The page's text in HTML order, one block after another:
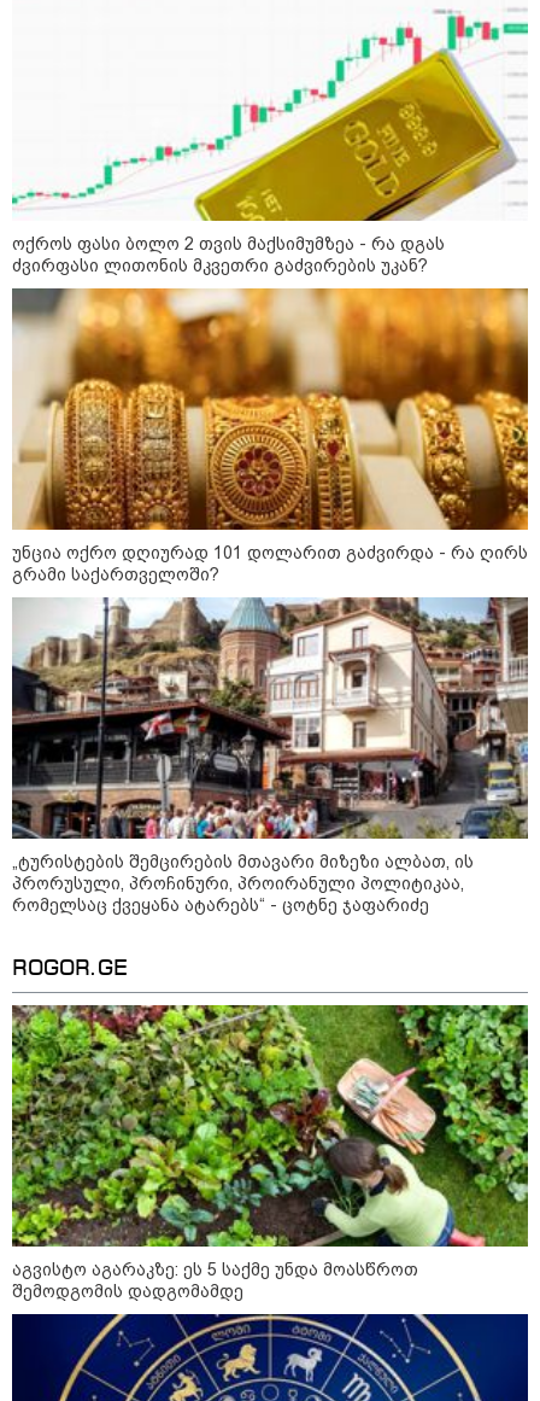
13:36 / 09-08-2026
24 წლის ფეხბურთელს თამაშის
დროს ელვამ დაარტყა,
დაშავდა 12 ადამიანი -
ვრცელდება ტრაგიკული
მომენტის ამსახველი კადრები
ტაილანდიდან
12:47 / 09-08-2026
რუსული მხარის ინფორმაციით,
უკრაინამ ბელგოროდზე
დრონებით იერიში მიიტანა,
დაიღუპა 3 ადამიანი და
დაშავდა 25
10:17 / 09-08-2026
რუსებმა ხარკოვს და ოდესას
დაარტყეს, არიან დაღუპულები
და დაშავებულები - რა
ინფორმაციას ავრცელებს
ხარკოვის მერი?
10:02 / 09-08-2026
"ქართული ოცნება” ხელს
უწყობს ირანული
ტერორისტული ქსელების
უკანონო გაფართოებას, თუმცა
მაინც ამერიკას უყენებს
მოთხოვნებს?" - ჯო უილსონი
კატეგორიის ყველა სიახლე
ჰორმუზის სრუტის გახსნამდე აშშ-
ს მოთხოვნებს უყენებს
ტარიელ კაკაბაძე - ნატა
ვიბლიანის საქმეზე საზოგადოება
უახლოეს დღეებში გაიგებს
სიახლეს, დაიდება პირველი
მნიშვნელოვანი შედეგი და
ოფიციალურად ცნობენ
დაზარალებულად
ყვარელში თვითნებურად
მოწყობილ ავტორბოლაზე
არასრულწლოვნის დაღუპვის
საქმეზე ორ პირს ბრალი
წარედგინა
პროკურატურამ 2024 წელს
ოქროს ფასი ბოლო 2 თვის მაქსიმუმზეა - რა დგას
ძვირფასი ლითონის მკვეთრი გაძვირების უკან?
უნცია ოქრო დღიურად 101 დოლარით გაძვირდა - რა ღირს
გრამი საქართველოში?
„ტურისტების შემცირების მთავარი მიზეზი ალბათ, ის
პრორუსული, პროჩინური, პროირანული პოლიტიკაა,
რომელსაც ქვეყანა ატარებს“ - ცოტნე ჯაფარიძე
ROGOR.GE
აგვისტო აგარაკზე: ეს 5 საქმე უნდა მოასწროთ
შემოდგომის დადგომამდე